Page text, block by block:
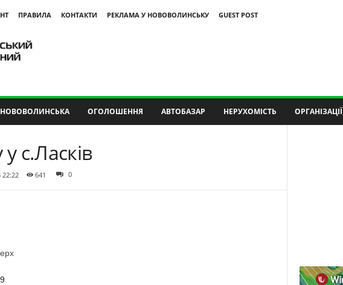
ПРАВИЛА КОНТАКТИ РЕКЛАМА У НОВОВОЛИНСЬКУ
GUEST POST
ОГОЛОШЕННЯ АВТОБАЗАР НЕРУХОМІСТЬ ОРГАНІЗАЦІЇ
с.Ласків
22:22 641 0